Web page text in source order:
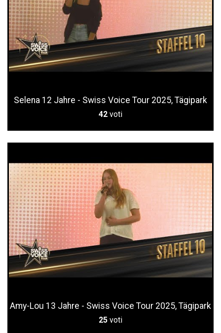
Selena 12 Jahre - Swiss Voice Tour 2025, Tägipark
42 voti
Amy-Lou 13 Jahre - Swiss Voice Tour 2025, Tägipark
25 voti